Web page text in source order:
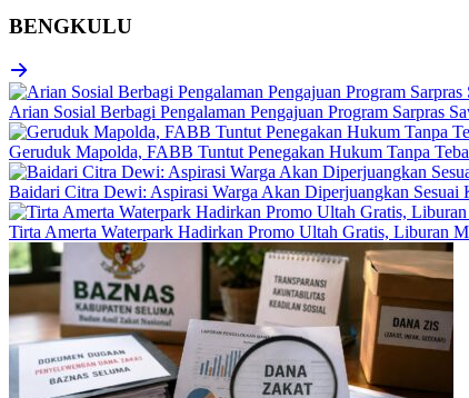
BENGKULU
Arian Sosial Berbagi Pengalaman Pengajuan Program Sarpras
Geruduk Mapolda, FABB Tuntut Penegakan Hukum Tanpa
Baidari Citra Dewi: Aspirasi Warga Akan Diperjuangkan
Tirta Amerta Waterpark Hadirkan Promo Ultah Gratis, Liburan